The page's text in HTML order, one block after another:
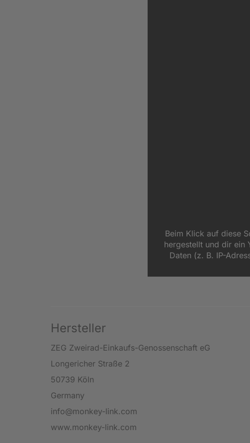
Beim Klick auf diese
hergestellt und dir ein
Daten (z. B. IP-
Hersteller
ZEG Zweirad-Einkaufs-Genossenschaft eG
Longericher Straße 2
50739 Köln
Germany
info@monkey-link.com
www.monkey-link.com